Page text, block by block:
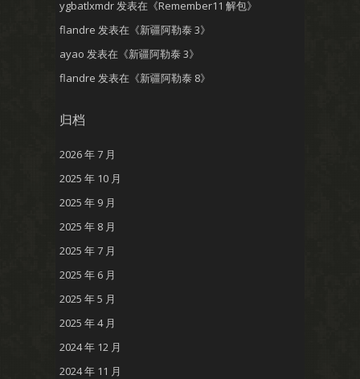
ygbatlxmdr发表在《Remember11 解包》
flandre 发表在《新疆阿勒泰 3》
ayao 发表在《新疆阿勒泰 3》
flandre 发表在《新疆阿勒泰 8》
归档
2026 年 7 月
2025 年 10 月
2025 年 9 月
2025 年 8 月
2025 年 7 月
2025 年 6 月
2025 年 5 月
2025 年 4 月
2024 年 12 月
2024 年 11 月